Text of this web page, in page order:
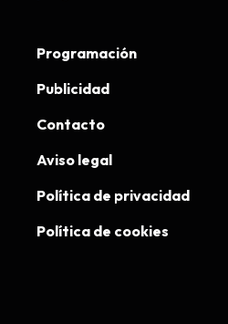
Programación
Publicidad
Contacto
Aviso legal
Política de privacidad
Política de cookies